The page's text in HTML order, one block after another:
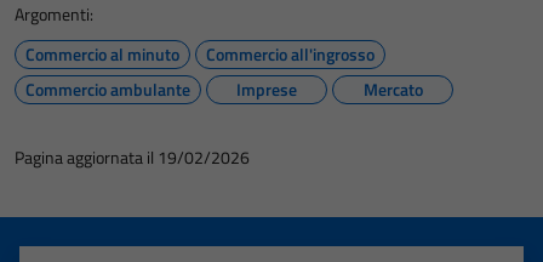
Argomenti:
Commercio al minuto
Commercio all'ingrosso
Commercio ambulante
Imprese Mercato
Pagina aggiornata il 19/02/2026